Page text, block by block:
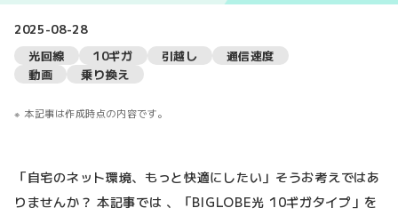
2025-08-28
光回線
10ギガ 引越し
通信速度
動画
乗り換え
本記事は作成時点の内容です。
「自宅のネット環境、もっと快適にしたい」そうお考えではあ
りませんか？ 本記事では 、「BIGLOBE光 10ギガタイプ」を